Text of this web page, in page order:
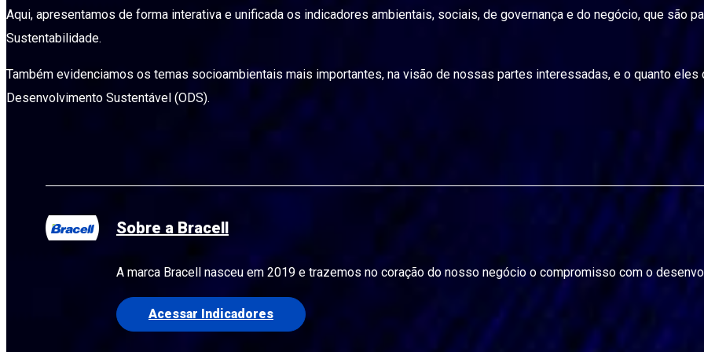
Aqui, apresentamos de forma interativa e unificada os indicadores ambientais, sociais, de governança e do negócio, que são
Sustentabilidade.
Também evidenciamos os temas socioambientais mais importantes, na visão de nossas partes interessadas, e o quanto
Desenvolvimento Sustentável (ODS).
Sobre a Bracell
A marca Bracell nasceu em 2019 e trazemos no coração do nosso negócio o compromisso com o
Acessar Indicadores